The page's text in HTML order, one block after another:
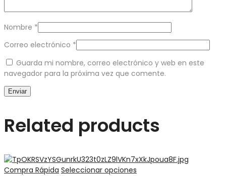
Nombre *
Correo electrónico *
Guarda mi nombre, correo electrónico y web en este
navegador para la próxima vez que comente.
Related products
Compra Rápida Seleccionar opciones